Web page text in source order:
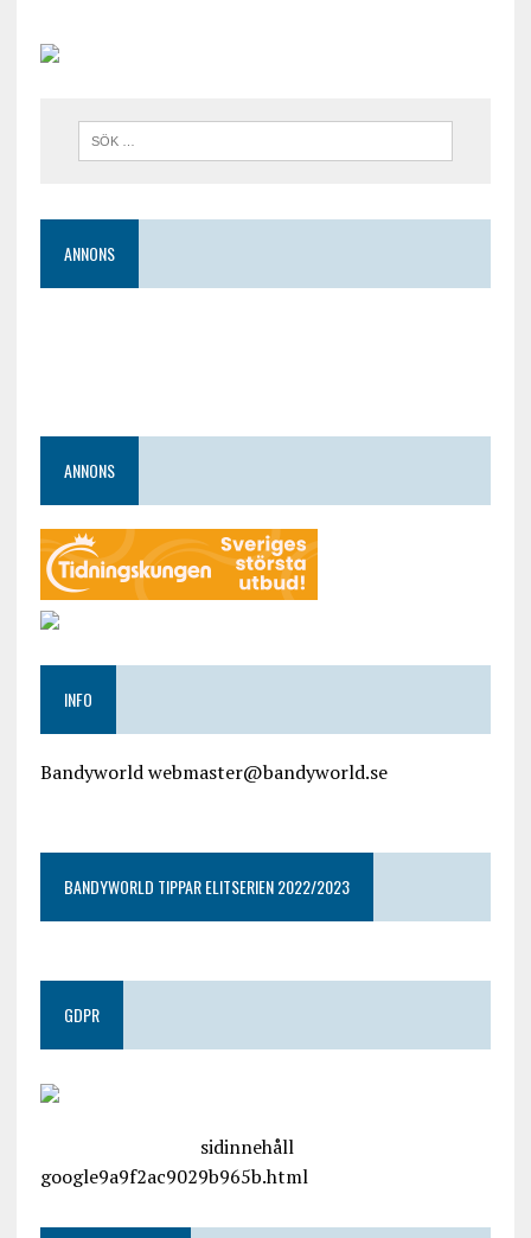
ANNONS
ANNONS
INFO
Bandyworld webmaster@bandyworld.se
BANDYWORLD TIPPAR ELITSERIEN 2022/2023
GDPR
sidinnehåll
google9a9f2ac9029b965b.html